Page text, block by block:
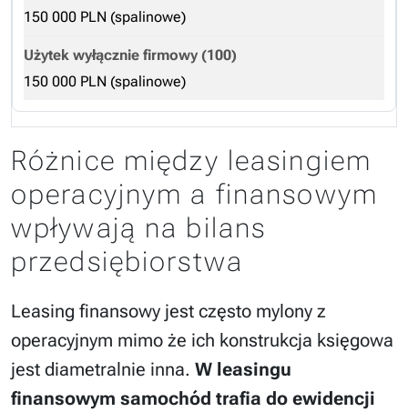
150 000 PLN (spalinowe)
150 000 PLN (spalinowe)
Różnice między leasingiem
operacyjnym a finansowym
wpływają na bilans
przedsiębiorstwa
Leasing finansowy jest często mylony z
operacyjnym mimo że ich konstrukcja księgowa
jest diametralnie inna. W leasingu
finansowym samochód trafia do ewidencji